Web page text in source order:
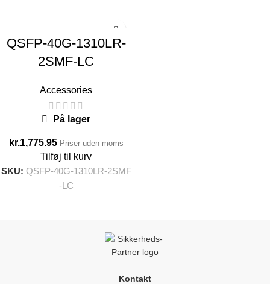
QSFP-40G-1310LR-
2SMF-LC
Accessories
På lager
kr.1,775.95 Priser uden moms
Tilføj til kurv
SKU: QSFP-40G-1310LR-2SMF
-LC
Kontakt